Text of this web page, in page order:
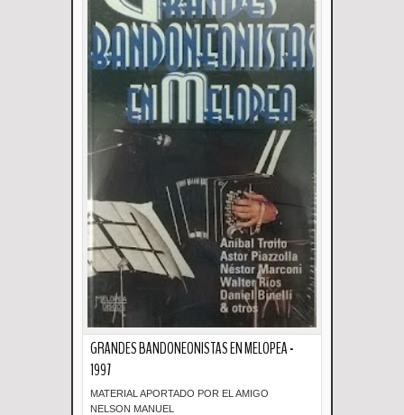
GRANDES BANDONEONISTAS EN MELOPEA -
1997
MATERIAL APORTADO POR EL AMIGO
NELSON MANUEL